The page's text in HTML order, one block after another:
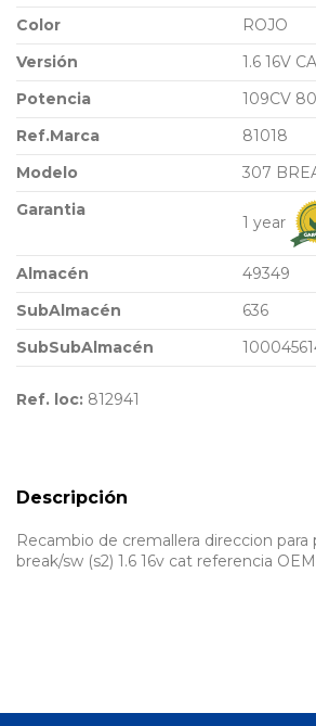
Color
ROJO
Versión
1.6 16V
Potencia
109CV
Ref.Marca
81018
Modelo
307
Garantia
1 year
Almacén
49349
SubAlmacén
636
SubSubAlmacén
Ref. loc: 812941
Descripción
Recambio de cremallera direccion
break/sw (s2) 1.6 16v cat referencia